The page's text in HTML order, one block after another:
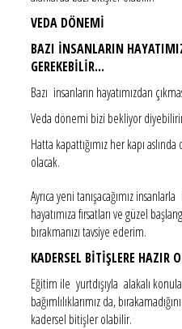
VEDA DÖNEMİ
BAZI İNSANLARIN
GEREKEBİLİR...
Bazı insanların hayatımızdan
Veda dönemi bizi bekliyor
Hatta kapattığımız her kapı
olacak.
Ayrıca yeni tanışacağımız
hayatımıza fırsatları ve güzel
bırakmanızı tavsiye ederim.
KADERSEL BİTİŞLERE HAZIR
Eğitim ile yurtdışıyla alakalı
bağımlılıklarımız da,
kadersel bitişler olabilir.